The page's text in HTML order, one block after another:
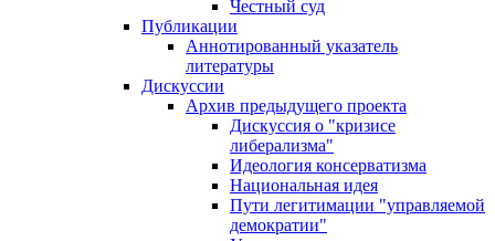
Честный суд
Публикации
Аннотированный указатель
литературы
Дискуссии
Архив предыдущего проекта
Дискуссия о "кризисе
либерализма"
Идеология консерватизма
Национальная идея
Пути легитимации "управляемой
демократии"